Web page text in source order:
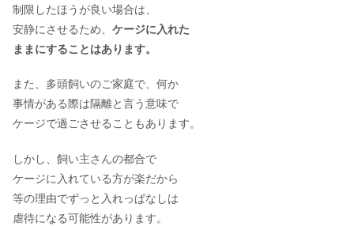
制限したほうが良い場合は、
安静にさせるため、 ケージに入れた
ままにすることはあります。
また、多頭飼いのご家庭で、何か
事情がある際は隔離と言う意味で
ケージで過ごさせることもあります。
しかし、飼い主さんの都合で
ケージに入れている方が楽だから
等の理由でずっと入れっぱなしは
虐待になる可能性があります。